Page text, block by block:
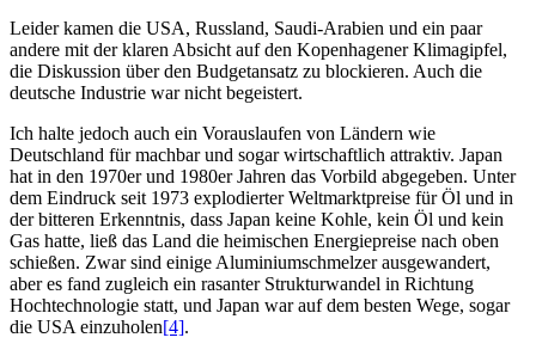
Leider kamen die USA, Russland, Saudi-Arabien und ein paar
andere mit der klaren Absicht auf den Kopenhagener Klimagipfel,
die Diskussion über den Budgetansatz zu blockieren. Auch die
deutsche Industrie war nicht begeistert.
Ich halte jedoch auch ein Vorauslaufen von Ländern wie
Deutschland für machbar und sogar wirtschaftlich attraktiv. Japan
hat in den 1970er und 1980er Jahren das Vorbild abgegeben. Unter
dem Eindruck seit 1973 explodierter Weltmarktpreise für Öl und in
der bitteren Erkenntnis, dass Japan keine Kohle, kein Öl und kein
Gas hatte, ließ das Land die heimischen Energiepreise nach oben
schießen. Zwar sind einige Aluminiumschmelzer ausgewandert,
aber es fand zugleich ein rasanter Strukturwandel in Richtung
Hochtechnologie statt, und Japan war auf dem besten Wege, sogar
die USA einzuholen[4].